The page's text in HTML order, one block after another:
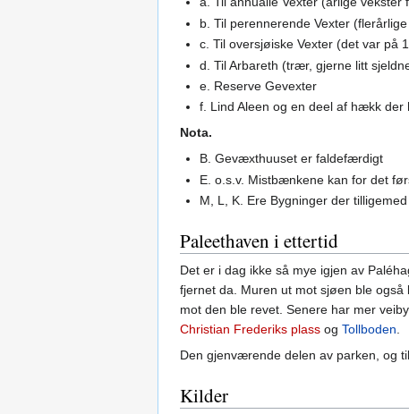
b. Til perennerende Vexter
c. Til oversjøiske Vexter (det var på
d. Til Arbareth (trær, gjerne litt
e. Reserve Gevexter
f. Lind Aleen og en deel af hækk
Nota.
B. Gevæxthuuset er faldefærdigt
E. o.s.v. Mistbænkene kan for det
M, L, K. Ere Bygninger der
Paleethaven i ettertid
Det er i dag ikke så mye igjen av
fjernet da. Muren ut mot sjøen ble også
mot den ble revet. Senere har mer
Christian Frederiks plass og Tollboden
Den gjenværende delen av parken, og
Kilder